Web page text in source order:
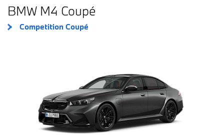
BMW M4 Coupé
Competition Coupé